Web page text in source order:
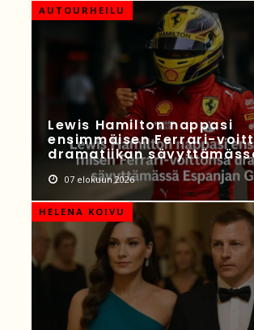
AUTOURHEILU
Lewis Hamilton nappasi
ensimmäisen Ferrari-
dramatiikan
07 elokuun 2026
HELENA KOIVU